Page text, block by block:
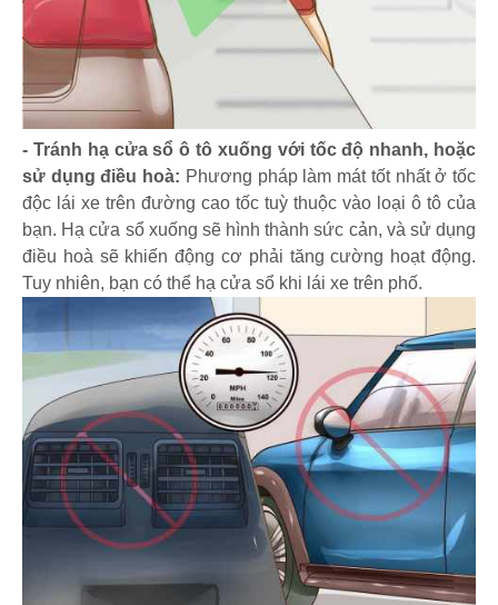
- Tránh hạ cửa sổ ô tô xuống với tốc độ nhanh, hoặc
sử dụng điều hoà: Phương pháp làm mát tốt nhất ở tốc
độc lái xe trên đường cao tốc tuỳ thuộc vào loại ô tô của
bạn. Hạ cửa sổ xuống sẽ hình thành sức cản, và sử dụng
điều hoà sẽ khiến động cơ phải tăng cường hoạt động.
Tuy nhiên, bạn có thể hạ cửa sổ khi lái xe trên phố.